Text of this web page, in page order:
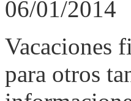
06/01/2014
Vacaciones
para otros